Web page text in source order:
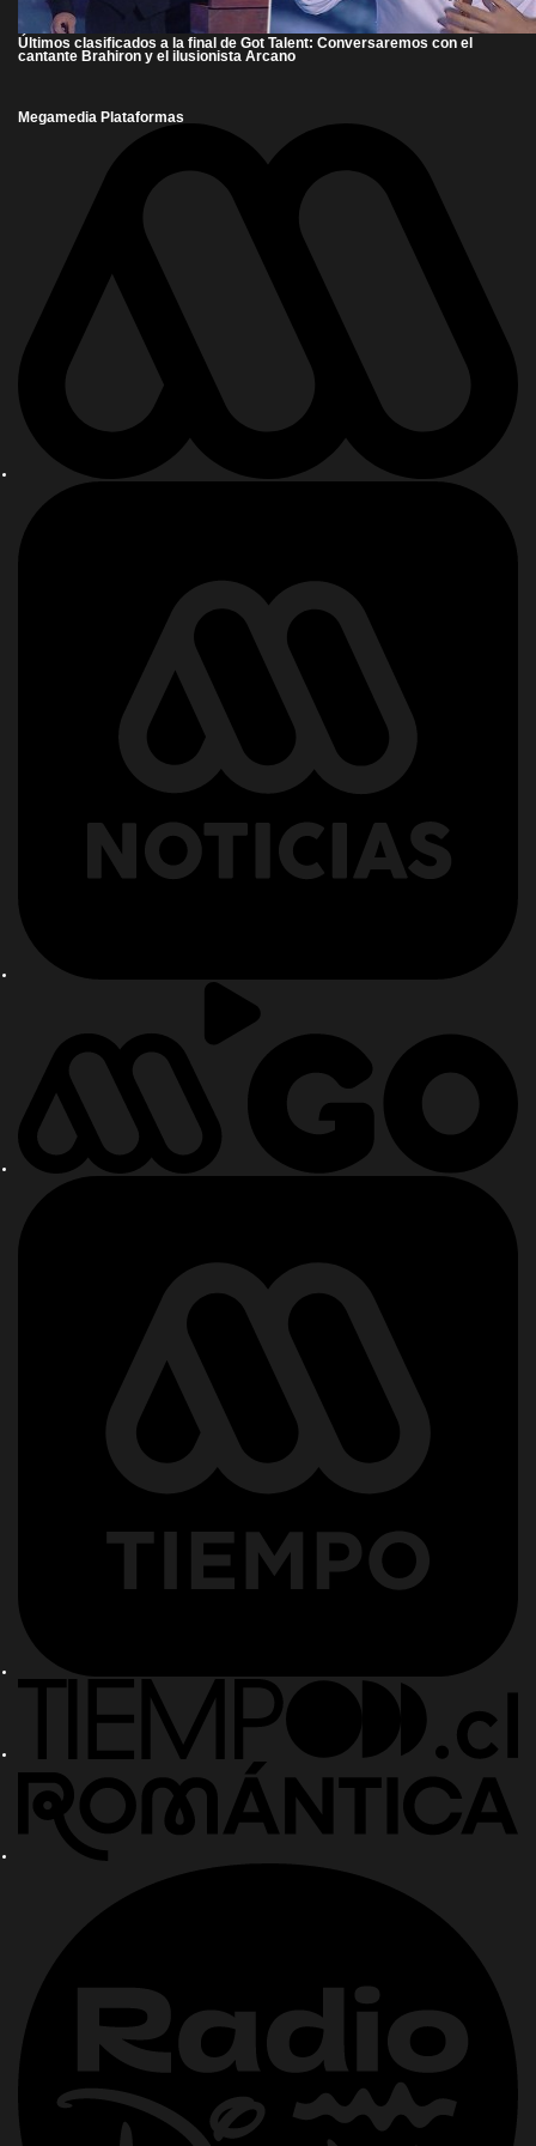
Últimos clasificados a la final de Got Talent: Conversaremos con el
cantante Brahiron y el ilusionista Arcano
Megamedia Plataformas